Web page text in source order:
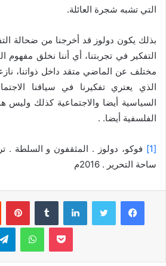
التي تشبه شجرة العائلة.
بذلك يكون دولوز قد أخرجنا من ضحالة
التفكير في تجربتنا، أي أننا نخلق
مختلف عن الماضي متقد داخل ذواتنا،
الذي يعتري تفكيرنا في سياقنا
السياسية أيضا والاجتماعية كذلك
الفلسفية أيضا. .
[1]
فوكو، دولوز . المثقفون و السلطة .
ساحة التحرير . 2016م
فيسبوك لينكدإن
بوكيت واتساب